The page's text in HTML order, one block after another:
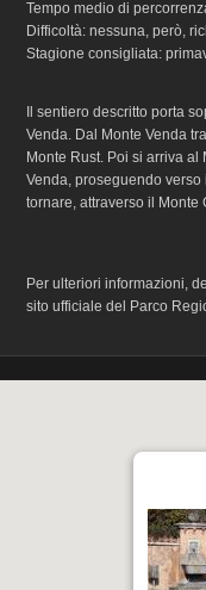
Tempo medio di
Difficoltà: nessuna, però,
Stagione consigliata:
Il sentiero descritto porta
Venda. Dal Monte Venda
Monte Rust. Poi si arriva
Venda, proseguendo
tornare, attraverso il Monte
Per ulteriori informazioni,
sito ufficiale del Parco